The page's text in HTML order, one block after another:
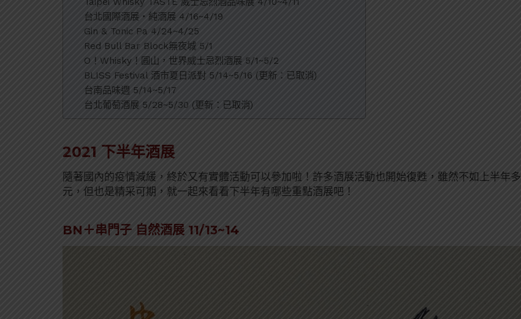
台北國際酒展‧純酒展 4/16~4/19
Gin & Tonic Pa 4/24~4/25
Red Bull Bar Block無夜城 5/1
O！Whisky！圓山，世界威士忌烈酒展 5/1~5/2
BLISS Festival 酒市夏日派對 5/14~5/16 (更新：已取消)
台南品味週 5/14~5/17
台北葡萄酒展 5/28~5/30 (更新：已取消)
2021 下半年酒展
隨著國內的疫情減緩，終於又有實體活動可以參加啦！許多酒展活動也開始復甦，雖然不如上半年多
元，但也是精采可期，就一起來看看下半年有哪些重點酒展吧！
BN＋串門子 自然酒展 11/13~14